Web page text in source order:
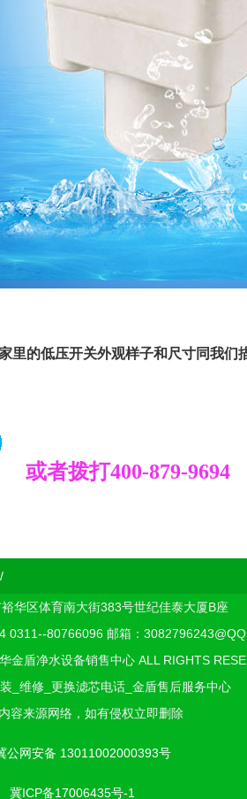
里的低压开关外观样子和尺寸同我
或者拨打400-879-9694
华区体育南大街383号世纪佳泰大厦B座
0311--80766096 邮箱：
金盾净水设备销售中心 ALL RIGHTS
_维修_更换滤芯电话_金盾售后服务中心
容来源网络，如有侵权立即删除
公网安备 13011002000393号
冀ICP备17006435号-1